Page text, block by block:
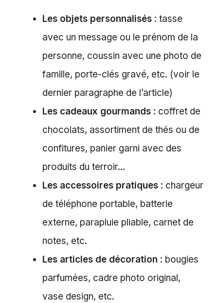
Les objets personnalisés : tasse
avec un message ou le prénom de la
personne, coussin avec une photo de
famille, porte-clés gravé, etc. (voir le
dernier paragraphe de l’article)
Les cadeaux gourmands : coffret de
chocolats, assortiment de thés ou de
confitures, panier garni avec des
produits du terroir…
Les accessoires pratiques : chargeur
de téléphone portable, batterie
externe, parapluie pliable, carnet de
notes, etc.
Les articles de décoration : bougies
parfumées, cadre photo original,
vase design, etc.